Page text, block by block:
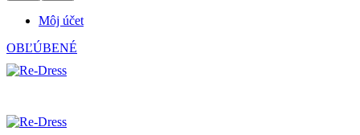
Môj účet
OBĽÚBENÉ